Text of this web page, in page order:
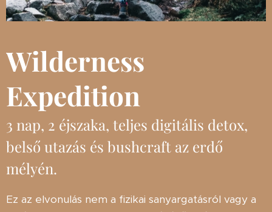
Wilderness
Expedition
3 nap, 2 éjszaka, teljes digitális detox,
belső utazás és bushcraft az erdő
mélyén.
Ez az elvonulás nem a fizikai sanyargatásról vagy a